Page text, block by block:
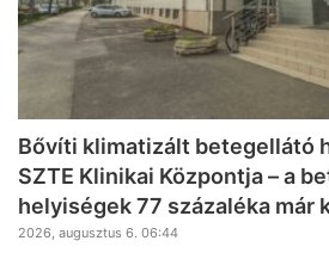
Bővíti klimatizált betegellátó
SZTE Klinikai Központja – a
helyiségek 77 százaléka már
2026, augusztus 6. 06:44